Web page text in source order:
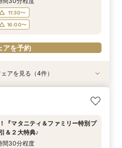
アを予約
アを予約
アを予約
アを予約
11:30〜
16:00〜
アを予約
ススメ◎】人気ドレス２５万円
無料試食付
11:30〜
16:00〜
】来館でヘアコスメ＆1万円ギフ
試食フェア
11:30〜
16:00〜
英国伝統の大聖堂チャペル*最大
館特典ギフト券１万円
11:30〜
16:00〜
NO.1】愛犬と誓うリングドッグ演
ア*最大15大特典付き
11:30〜
16:00〜
アを見る（4件）
『マタニティ＆ファミリー特別プ
＆２大特典♪
間30分程度